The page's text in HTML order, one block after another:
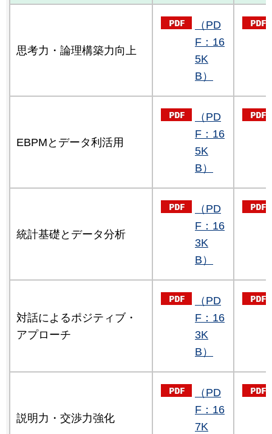
思考力・論理構築力向上
（PD
F：16
5K
B）
EBPMとデータ利活用
（PD
F：16
5K
B）
統計基礎とデータ分析
（PD
F：16
3K
B）
対話によるポジティブ・
アプローチ
（PD
F：16
3K
B）
説明力・交渉力強化
（PD
F：16
7K